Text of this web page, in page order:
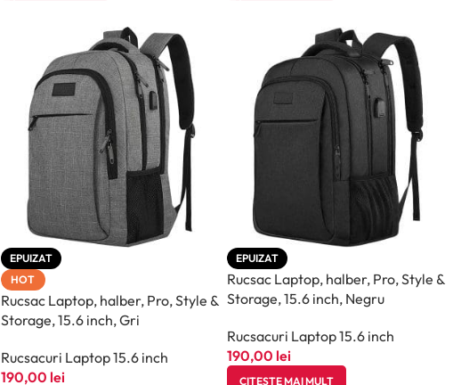
EPUIZAT
HOT
Rucsac Laptop, halber, Pro, Style &
Storage, 15.6 inch, Gri
Rucsacuri Laptop 15.6 inch
190,00 lei
EPUIZAT
Rucsac Laptop, halber, Pro, Style &
Storage, 15.6 inch, Negru
Rucsacuri Laptop 15.6 inch
190,00 lei
CITEȘTE MAI MULT